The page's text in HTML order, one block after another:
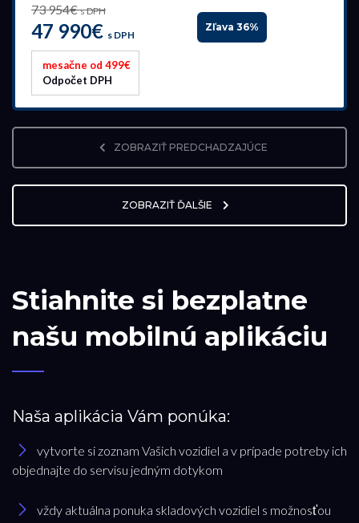
73 954€s DPH
47 990€ s DPH
Zľava 36%
mesačne od 499€
Odpočet DPH
ZOBRAZIŤ PREDCHADZAJÚCE
ZOBRAZIŤ ĎALŠIE
Stiahnite si bezplatne
našu mobilnú aplikáciu
Naša aplikácia Vám ponúka:
vytvorte si zoznam Vašich vozidiel a v prípade potreby ich
objednajte do servisu jedným dotykom
vždy aktuálna ponuka skladových vozidiel s možnosťou